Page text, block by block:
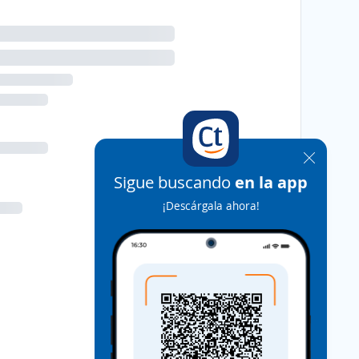
Sigue buscando en la app
¡Descárgala ahora!